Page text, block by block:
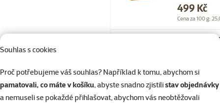
Souhlas s cookies
Proč potřebujeme váš souhlas? Například k tomu, abychom si
pamatovali, co máte v košíku, abyste snadno zjistilistav objednávky
a nemuseli se pokaždé přihlašovat, abychom vás neobtěžovali
Cena
499 Kč
Cena za 100 g:
Krmivo
Hodnocení